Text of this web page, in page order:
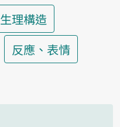
生理構造
反應、表情